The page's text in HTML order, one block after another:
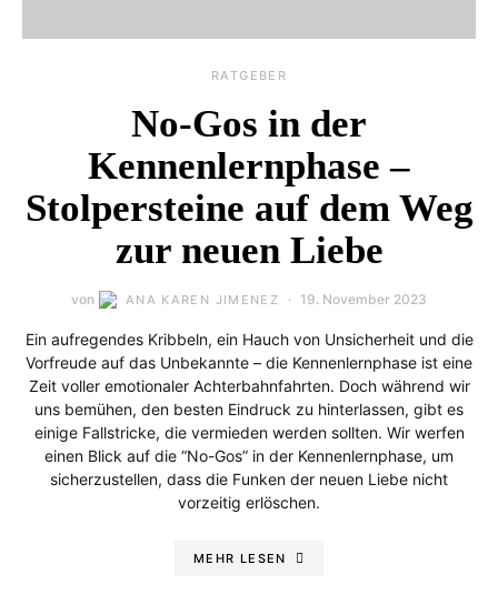
RATGEBER
No-Gos in der
Kennenlernphase –
Stolpersteine auf dem Weg
zur neuen Liebe
von ANA KAREN JIMENEZ 19. November 2023
Ein aufregendes Kribbeln, ein Hauch von Unsicherheit und die
Vorfreude auf das Unbekannte – die Kennenlernphase ist eine
Zeit voller emotionaler Achterbahnfahrten. Doch während wir
uns bemühen, den besten Eindruck zu hinterlassen, gibt es
einige Fallstricke, die vermieden werden sollten. Wir werfen
einen Blick auf die “No-Gos” in der Kennenlernphase, um
sicherzustellen, dass die Funken der neuen Liebe nicht
vorzeitig erlöschen.
MEHR LESEN